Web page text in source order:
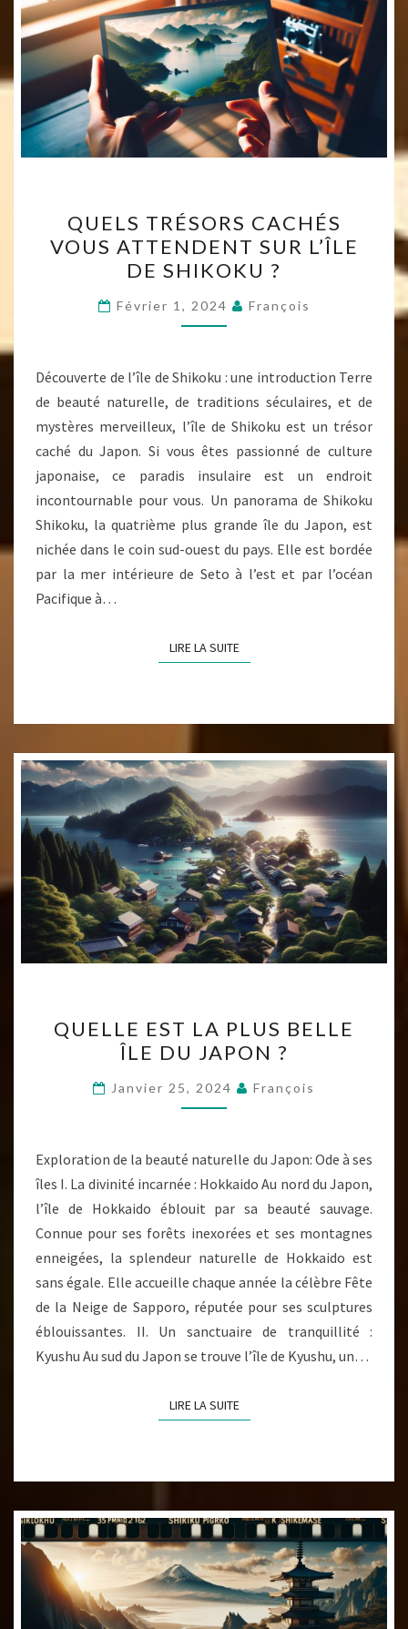
TRÉSORS
CACHÉS
VOUS
ATTENDENT
SUR
DE
SHIKOKU
?
QUELS TRÉSORS CACHÉS
VOUS ATTENDENT SUR L’ÎLE
DE SHIKOKU ?
Février 1, 2024 François
Découverte de l’île de Shikoku : une introduction Terre
de beauté naturelle, de traditions séculaires, et de
mystères merveilleux, l’île de Shikoku est un trésor
caché du Japon. Si vous êtes passionné de culture
japonaise, ce paradis insulaire est un endroit
incontournable pour vous. Un panorama de Shikoku
Shikoku, la quatrième plus grande île du Japon, est
nichée dans le coin sud-ouest du pays. Elle est bordée
par la mer intérieure de Seto à l’est et par l’océan
Pacifique à…
LIRE LA SUITELIRE LA SUITE
EST
LA
PLUS
BELLE
DU
JAPON
?
QUELLE EST LA PLUS BELLE
ÎLE DU JAPON ?
Janvier 25, 2024 François
Exploration de la beauté naturelle du Japon: Ode à ses
îles I. La divinité incarnée : Hokkaido Au nord du Japon,
l’île de Hokkaido éblouit par sa beauté sauvage.
Connue pour ses forêts inexorées et ses montagnes
enneigées, la splendeur naturelle de Hokkaido est
sans égale. Elle accueille chaque année la célèbre Fête
de la Neige de Sapporo, réputée pour ses sculptures
éblouissantes. II. Un sanctuaire de tranquillité :
Kyushu Au sud du Japon se trouve l’île de Kyushu, un…
LIRE LA SUITELIRE LA SUITE